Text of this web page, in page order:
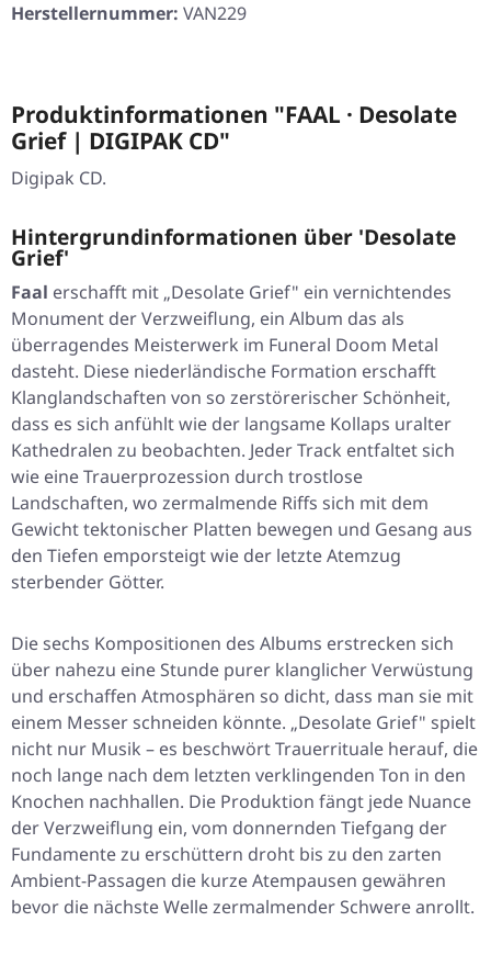
Herstellernummer: VAN229
Produktinformationen "FAAL · Desolate
Grief | DIGIPAK CD"
Digipak CD.
Hintergrundinformationen über 'Desolate
Grief'
Faal erschafft mit „Desolate Grief" ein vernichtendes
Monument der Verzweiflung, ein Album das als
überragendes Meisterwerk im Funeral Doom Metal
dasteht. Diese niederländische Formation erschafft
Klanglandschaften von so zerstörerischer Schönheit,
dass es sich anfühlt wie der langsame Kollaps uralter
Kathedralen zu beobachten. Jeder Track entfaltet sich
wie eine Trauerprozession durch trostlose
Landschaften, wo zermalmende Riffs sich mit dem
Gewicht tektonischer Platten bewegen und Gesang aus
den Tiefen emporsteigt wie der letzte Atemzug
sterbender Götter.
Die sechs Kompositionen des Albums erstrecken sich
über nahezu eine Stunde purer klanglicher Verwüstung
und erschaffen Atmosphären so dicht, dass man sie mit
einem Messer schneiden könnte. „Desolate Grief" spielt
nicht nur Musik – es beschwört Trauerrituale herauf, die
noch lange nach dem letzten verklingenden Ton in den
Knochen nachhallen. Die Produktion fängt jede Nuance
der Verzweiflung ein, vom donnernden Tiefgang der
Fundamente zu erschüttern droht bis zu den zarten
Ambient-Passagen die kurze Atempausen gewähren
bevor die nächste Welle zermalmender Schwere anrollt.